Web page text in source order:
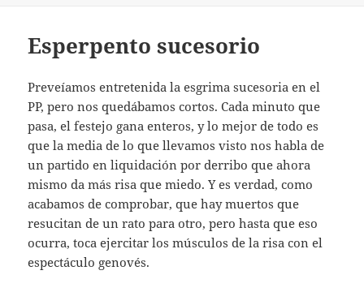
Esperpento sucesorio
Preveíamos entretenida la esgrima sucesoria en el
PP, pero nos quedábamos cortos. Cada minuto que
pasa, el festejo gana enteros, y lo mejor de todo es
que la media de lo que llevamos visto nos habla de
un partido en liquidación por derribo que ahora
mismo da más risa que miedo. Y es verdad, como
acabamos de comprobar, que hay muertos que
resucitan de un rato para otro, pero hasta que eso
ocurra, toca ejercitar los músculos de la risa con el
espectáculo genovés.